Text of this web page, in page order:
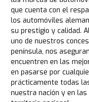
que cuenta con el
los automóviles
su prestigio y calidad.
uno de nuestros
península, nos
encuentren en las
en pasarse por
prácticamente todas
nuestra nación y en